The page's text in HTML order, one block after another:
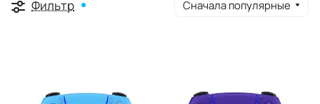
Фильтр Сначала популярные